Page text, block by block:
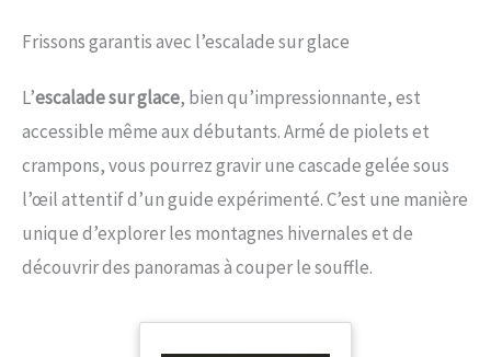
Frissons garantis avec l’escalade sur glace
L’escalade sur glace, bien qu’impressionnante, est
accessible même aux débutants. Armé de piolets et
crampons, vous pourrez gravir une cascade gelée sous
l’œil attentif d’un guide expérimenté. C’est une manière
unique d’explorer les montagnes hivernales et de
découvrir des panoramas à couper le souffle.